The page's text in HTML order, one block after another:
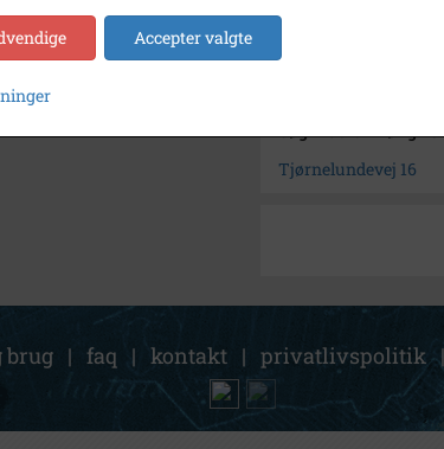
Søg videre i Høng
Tjørnelundevej 16
brug | faq | kontakt | privatlivspolitik |
Accepter valgte